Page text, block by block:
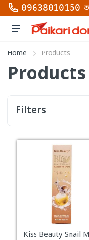
09638010150
লাইন নাম্বার
Home Products
Products
Filters